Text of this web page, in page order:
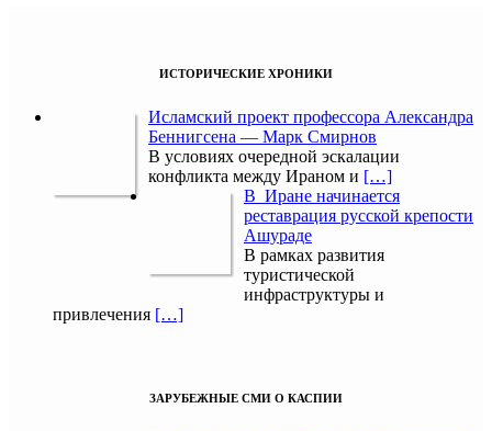
ИСТОРИЧЕСКИЕ ХРОНИКИ
Исламский проект профессора Александра
Беннигсена — Марк Смирнов
В условиях очередной эскалации
конфликта между Ираном и […]
В Иране начинается
реставрация русской крепости
Ашураде
В рамках развития
туристической
инфраструктуры и
привлечения […]
ЗАРУБЕЖНЫЕ СМИ О КАСПИИ